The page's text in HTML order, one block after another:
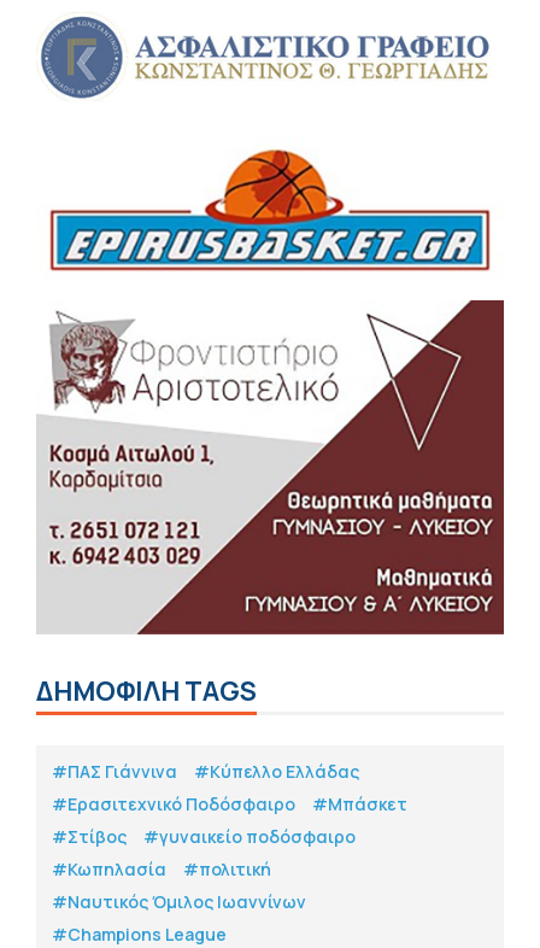
ΔΗΜΟΦΙΛΗ TAGS
#ΠΑΣ Γιάννινα
#Κύπελλο Ελλάδας
#Eρασιτεχνικό Ποδόσφαιρο
#Μπάσκετ
#Στίβος
#γυναικείο ποδόσφαιρο
#Κωπηλασία
#πολιτική
#Ναυτικός Όμιλος Ιωαννίνων
#Champions League